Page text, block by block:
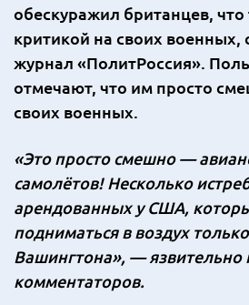
обескуражил британцев,
критикой на своих
журнал «ПолитРоссия».
отмечают, что им просто
своих военных.
«Это просто смешно —
самолётов! Несколько
арендованных у США,
подниматься в воздух
Вашингтона», — язвительно
комментаторов.